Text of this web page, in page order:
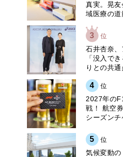
真実。晃
域医療の道
3 位
石井杏奈、
「没入で
りとの共通
4 位
2027年の
戦！ 航空
シーズン
5 位
気候変動の